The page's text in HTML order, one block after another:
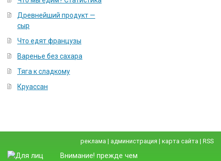
Древнейший продукт —
сыр
Что едят французы
Варенье без сахара
Тяга к сладкому
Круассан
реклама | администрация | карта сайта | RSS
Внимание! прежде чем